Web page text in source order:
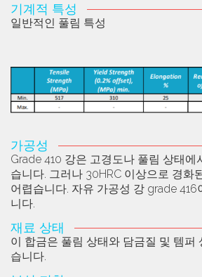
기계적 특성
일반적인 풀림 특성
가공성
Grade 410 강은 고경도나 풀림 상태에
습니다. 그러나 30HRC 이상으로 경화
어렵습니다. 자유 가공성 강 grade 416
니다.
재료 상태
이 합금은 풀림 상태와 담금질 및 템퍼
습니다.